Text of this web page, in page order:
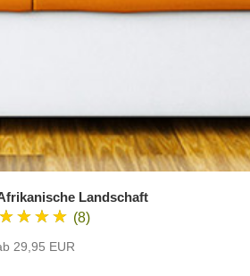
Landschaft
(8)
29,95 EUR